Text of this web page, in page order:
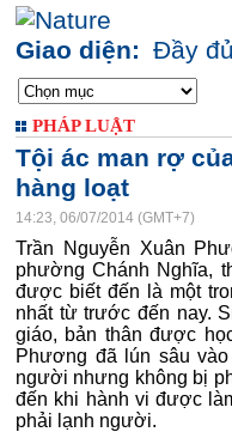
Giao diện: Đầy đủ
PHÁP LUẬT
Tội ác man rợ
hàng loạt
14:23, 06/07/2014 (GMT+7)
Trần Nguyễn Xuân
phường Chánh Nghĩa,
được biết đến là một
nhất từ trước đến nay.
giáo, bản thân được
Phương đã lún sâu
người nhưng không bị
đến khi hành vi được
phải lạnh người.